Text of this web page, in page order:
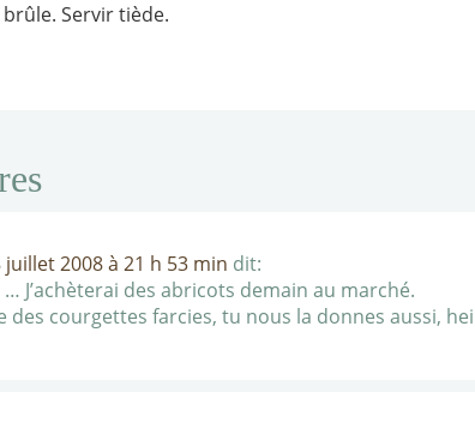
Servir tiède.
juillet 2008 à 21 h 53 min dit:
J’achèterai des abricots demain au marché.
des courgettes farcies, tu nous la donnes aussi,